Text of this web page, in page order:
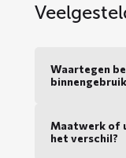
Waartegen
Maatwerk of
het verschil?